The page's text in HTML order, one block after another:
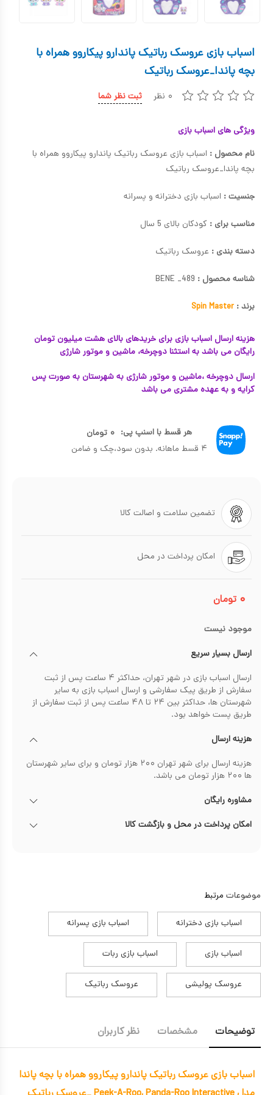
کیف و کوله پشتی
اسباب بازی لوازم خانگی
اسباب بازی عروسک رباتیک پاندارو پیکاروو همراه با
بچه پاندا_عروسک رباتیک
۰ نظر ثبت نظر شما
ویژگی های اسباب بازی
نام محصول : اسباب بازی عروسک رباتیک پاندارو پیکاروو همراه با
بچه پاندا_عروسک رباتیک
جنسیت : اسباب بازی دخترانه و پسرانه
مناسب برای : کودکان بالای 5 سال
دسته بندی : عروسک رباتیک
شناسه محصول :
برند :
هزینه ارسال اسباب بازی برای خریدهای بالای هشت میلیون تومان
رایگان می باشد به استثنا دوچرخه، ماشین و موتور شارژی
ارسال دوچرخه ،ماشین و موتور شارژی به شهرستان به صورت پس
کرایه و به عهده مشتری می باشد
هر قسط با اسنپ پی: ۰ تومان
۴ قسط ماهانه. بدون سود،چک و ضامن
تضمین سلامت و اصالت کالا
امکان پرداخت در محل
۰ تومان
موجود نیست
ارسال بسیار سریع
ارسال اسباب بازی در شهر تهران، حداکثر ۴ ساعت پس از ثبت
سفارش از طریق پیک سفارشی و ارسال اسباب بازی به سایر
شهرستان ها، حداکثر بین ۲۴ تا ۴۸ ساعت پس از ثبت سفارش از
طریق پست خواهد بود.
هزینه ارسال
هزینه ارسال برای شهر تهران ۲۰۰ هزار تومان و برای سایر شهرستان
ها ۲۰۰ هزار تومان می باشد.
مشاوره رایگان
امکان پرداخت در محل و بازگشت کالا
موضوعات مرتبط
اسباب بازی دخترانه اسباب بازی پسرانه
اسباب بازی اسباب بازی ربات
عروسک پولیشی عروسک رباتیک
توضیحات مشخصات نظر کاربران
اسباب بازی عروسک رباتیک پاندارو پیکاروو همراه با بچه پاندا